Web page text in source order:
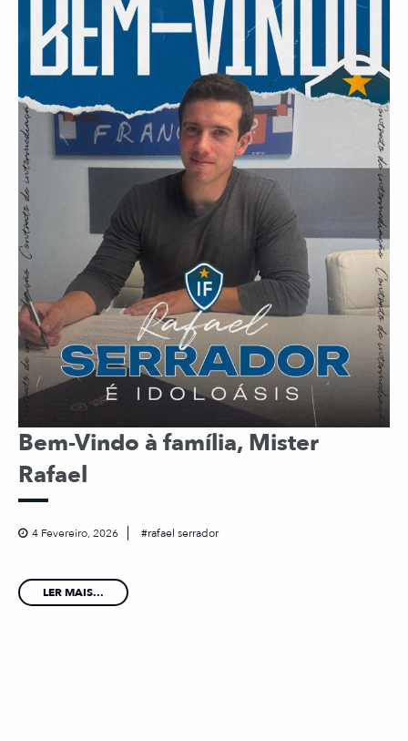
Bem-Vindo à família, Mister
Rafael
4 Fevereiro, 2026 rafael serrador
LER MAIS...